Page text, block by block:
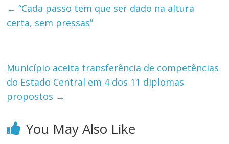
← “Cada passo tem que ser dado na altura
certa, sem pressas”
Município aceita transferência de competências
do Estado Central em 4 dos 11 diplomas
propostos →
You May Also Like